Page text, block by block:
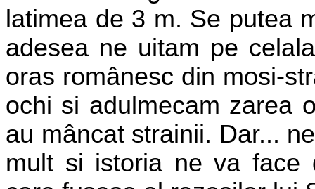
latimea de 3 m. Se putea
adesea ne uitam pe
oras românesc din mosi-
ochi si adulmecam zarea
au mâncat strainii. Dar...
mult si istoria ne va face